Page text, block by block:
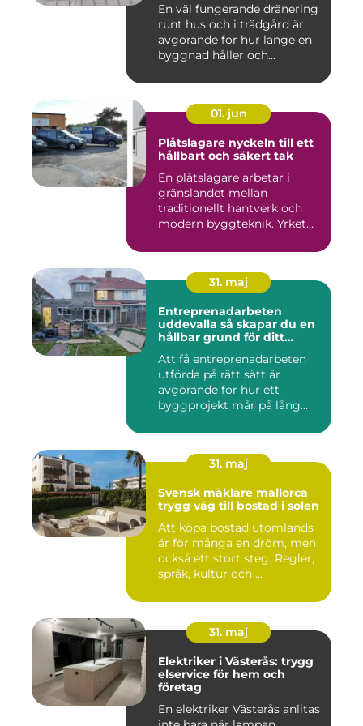
En väl fungerande dränering
runt hus och i trädgård är
avgörande för hur länge en
byggnad håller och...
01. jun
Plåtslagare nyckeln till ett
hållbart och säkert tak
En plåtslagare arbetar i
gränslandet mellan
traditionellt hantverk och
modern byggteknik. Yrket
31. maj
Entreprenadarbeten
uddevalla så skapar du en
hållbar grund för ditt
Att få entreprenadarbeten
utförda på rätt sätt är
avgörande för hur ett
byggprojekt mår på lång
31. maj
Svensk mäklare mallorca
trygg väg till bostad i solen
Att köpa bostad utomlands
är för många en dröm, men
också ett stort steg. Regler,
språk, kultur och ...
31. maj
Elektriker i Västerås: trygg
elservice för hem och
företag
En elektriker Västerås anlitas